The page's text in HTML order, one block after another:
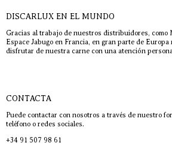
DISCARLUX EN EL MUNDO
Gracias al trabajo de nuestros distribuidores, como
Espace Jabugo en Francia, en gran parte de
disfrutar de nuestra carne con una atención
CONTACTA
Puede contactar con nosotros a través de nuestro
teléfono o redes sociales.
+34 91 507 98 61